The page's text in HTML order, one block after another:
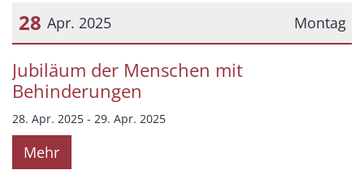
Montag
28 Apr. 2025
Datum: 28. April 2025
Jubiläum der Menschen mit
Behinderungen
28. Apr. 2025 - 29. Apr. 2025
Mehr